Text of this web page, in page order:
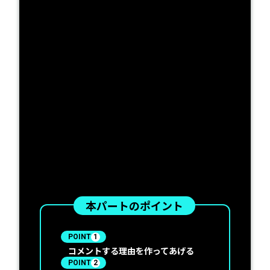
本パートのポイント
POINT 1
コメントする理由を作ってあげる
POINT 2